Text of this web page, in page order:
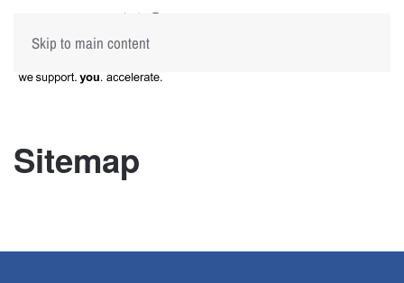
Skip to main content
Sitemap